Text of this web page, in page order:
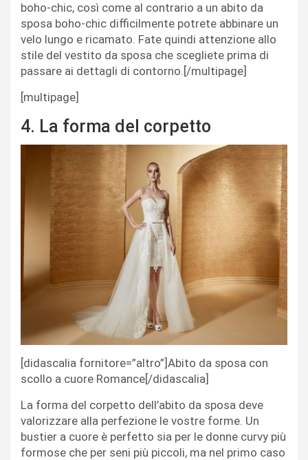
boho-chic, così come al contrario a un abito da
sposa boho-chic difficilmente potrete abbinare un
velo lungo e ricamato. Fate quindi attenzione allo
stile del vestito da sposa che scegliete prima di
passare ai dettagli di contorno.[/multipage]
[multipage]
4. La forma del corpetto
[didascalia fornitore=”altro”]Abito da sposa con
scollo a cuore Romance[/didascalia]
La forma del corpetto dell’abito da sposa deve
valorizzare alla perfezione le vostre forme. Un
bustier a cuore è perfetto sia per le donne curvy più
formose che per seni più piccoli, ma nel primo caso